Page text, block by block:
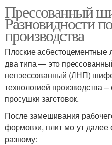
Прессованный
Разновидности
производства
Плоские асбестоцементные
два типа — это
непрессованный (ЛНП)
технологией производства
просушки заготовок.
После замешивания
формовки, плит могут далее
разному: